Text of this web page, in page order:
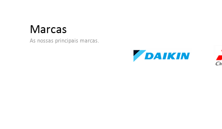
Marcas
As nossas principais marcas.